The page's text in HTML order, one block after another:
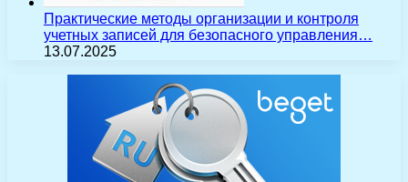
Практические методы организации и контроля
учетных записей для безопасного управления…
13.07.2025